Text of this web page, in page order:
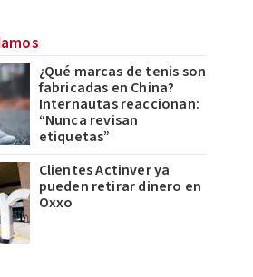
¿Qué marcas de tenis son
fabricadas en China?
Internautas reaccionan:
“Nunca revisan
etiquetas”
Clientes Actinver ya
pueden retirar dinero en
Oxxo